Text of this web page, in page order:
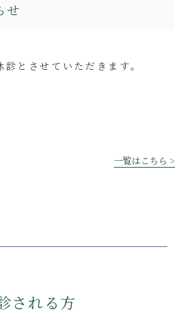
せ
とさせていただきます。
一覧はこちら >
される方